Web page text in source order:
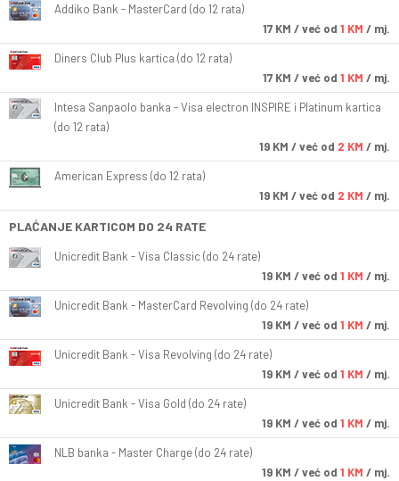
Addiko Bank - MasterCard (do 12 rata)
17 KM / već od 1 KM / mj.
Diners Club Plus kartica (do 12 rata)
17 KM / već od 1 KM / mj.
Intesa Sanpaolo banka - Visa electron INSPIRE i Platinum kartica
(do 12 rata)
19 KM / već od 2 KM / mj.
American Express (do 12 rata)
19 KM / već od 2 KM / mj.
PLAĆANJE KARTICOM DO 24 RATE
Unicredit Bank - Visa Classic (do 24 rate)
19 KM / već od 1 KM / mj.
Unicredit Bank - MasterCard Revolving (do 24 rate)
19 KM / već od 1 KM / mj.
Unicredit Bank - Visa Revolving (do 24 rate)
19 KM / već od 1 KM / mj.
Unicredit Bank - Visa Gold (do 24 rate)
19 KM / već od 1 KM / mj.
NLB banka - Master Charge (do 24 rate)
19 KM / već od 1 KM / mj.